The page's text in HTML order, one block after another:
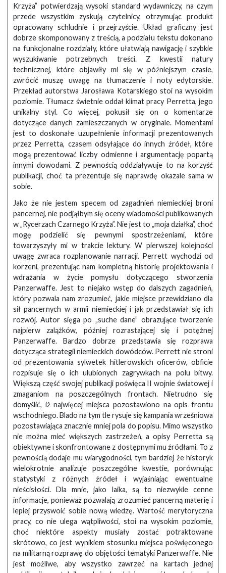
Krzyża” potwierdzają wysoki standard wydawniczy, na czym
przede wszystkim zyskują czytelnicy, otrzymując produkt
opracowany schludnie i przejrzyście. Układ graficzny jest
dobrze skomponowany z treścią, a podziału tekstu dokonano
na funkcjonalne rozdziały, które ułatwiają nawigację i szybkie
wyszukiwanie potrzebnych treści. Z kwestii natury
technicznej, które objawiły mi się w późniejszym czasie,
zwrócić muszę uwagę na tłumaczenie i noty edytorskie.
Przekład autorstwa Jarosława Kotarskiego stoi na wysokim
poziomie. Tłumacz świetnie oddał klimat pracy Perretta, jego
unikalny styl. Co więcej, pokusił się on o komentarze
dotyczące danych zamieszczanych w oryginale. Momentami
jest to doskonałe uzupełnienie informacji prezentowanych
przez Perretta, czasem odsyłające do innych źródeł, które
mogą prezentować liczby odmienne i argumentację popartą
innymi dowodami. Z pewnością oddziaływuje to na korzyść
publikacji, choć ta prezentuje się naprawdę okazale sama w
sobie.
Jako że nie jestem specem od zagadnień niemieckiej broni
pancernej, nie podjąłbym się oceny wiadomości publikowanych
w „Rycerzach Czarnego Krzyża”. Nie jest to „moja działka”, choć
mogę podzielić się pewnymi spostrzeżeniami, które
towarzyszyły mi w trakcie lektury. W pierwszej kolejności
uwagę zwraca rozplanowanie narracji. Perrett wychodzi od
korzeni, prezentując nam kompletną historię projektowania i
wdrażania w życie pomysłu dotyczącego stworzenia
Panzerwaffe. Jest to niejako wstęp do dalszych zagadnień,
który pozwala nam zrozumieć, jakie miejsce przewidziano dla
sił pancernych w armii niemieckiej i jak przedstawiał się ich
rozwój. Autor sięga po „suche dane” obrazujące tworzenie
najpierw zalążków, później rozrastającej się i potężnej
Panzerwaffe. Bardzo dobrze przedstawia się rozprawa
dotycząca strategii niemieckich dowódców. Perrett nie stroni
od prezentowania sylwetek hitlerowskich oficerów, obficie
rozpisuje się o ich ulubionych zagrywkach na polu bitwy.
Większą część swojej publikacji poświęca II wojnie światowej i
zmaganiom na poszczególnych frontach. Nietrudno się
domyślić, iż najwięcej miejsca pozostawiono na opis frontu
wschodniego. Blado na tym tle rysuje się kampania wrześniowa
pozostawiająca znacznie mniej pola do popisu. Mimo wszystko
nie można mieć większych zastrzeżeń, a opisy Perretta są
obiektywne i skonfrontowane z dostępnymi mu źródłami. To z
pewnością dodaje mu wiarygodności, tym bardziej że historyk
wielokrotnie analizuje poszczególne kwestie, porównując
statystyki z różnych źródeł i wyjaśniając ewentualne
nieścisłości. Dla mnie, jako laika, są to niezwykle cenne
informacje, ponieważ pozwalają zrozumieć pancerną materię i
lepiej przyswoić sobie nową wiedzę. Wartość merytoryczna
pracy, co nie ulega wątpliwości, stoi na wysokim poziomie,
choć niektóre aspekty musiały zostać potraktowane
skrótowo, co jest wynikiem stosunku miejsca poświęconego
na militarną rozprawę do objętości tematyki Panzerwaffe. Nie
jest możliwe, aby wszystko zawrzeć na kartach jednej